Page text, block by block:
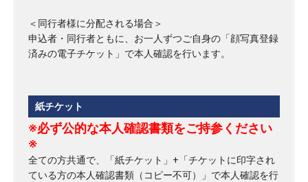
＜同行者様に分配される場合＞
申込者・同行者ともに、お一人ずつご自身の「顔写真登録
済みの電子チケット」で本人確認を行います。
紙チケット
※必ず公的な本人確認書類をご持参ください
※
全ての方共通で、「紙チケット」+「チケットに印字され
ている方の本人確認書類（コピー不可）」で本人確認を行